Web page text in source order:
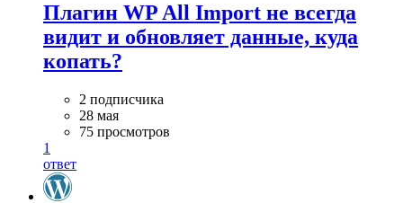
Плагин WP All Import не всегда
видит и обновляет данные, куда
копать?
2 подписчика
28 мая
75 просмотров
1
ответ